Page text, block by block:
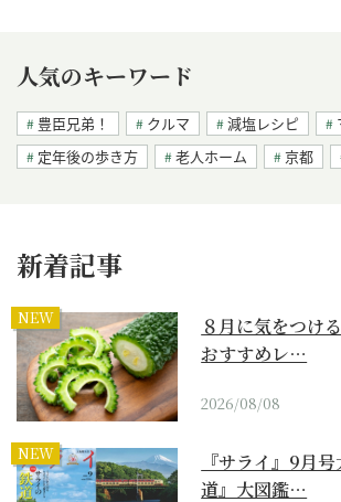
人気のキーワード
豊臣兄弟！ クルマ 減塩レシピ
定年後の歩き方
老人ホーム 京都
新着記事
NEW
８月に気をつけ
おすすめレ…
2026/08/08
NEW
『サライ』9月
道』大図鑑…